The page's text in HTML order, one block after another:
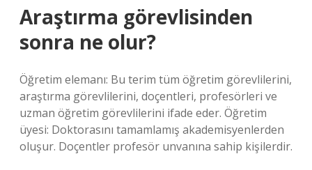
Araştırma görevlisinden
sonra ne olur?
Öğretim elemanı: Bu terim tüm öğretim görevlilerini,
araştırma görevlilerini, doçentleri, profesörleri ve
uzman öğretim görevlilerini ifade eder. Öğretim
üyesi: Doktorasını tamamlamış akademisyenlerden
oluşur. Doçentler profesör unvanına sahip kişilerdir.